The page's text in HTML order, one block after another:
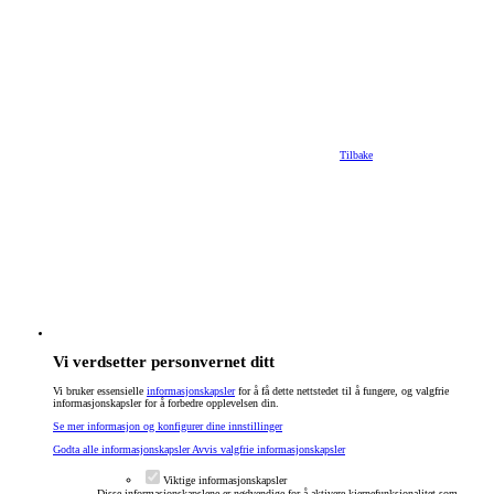
Tilbake
Vi verdsetter personvernet ditt
Vi bruker essensielle informasjonskapslerfor å få dette nettstedet til å fungere, og valgfrie
informasjonskapsler for å forbedre opplevelsen din.
Se mer informasjon og konfigurer dine innstillinger
Godta alle informasjonskapslerAvvis valgfrie informasjonskapsler
Viktige informasjonskapsler